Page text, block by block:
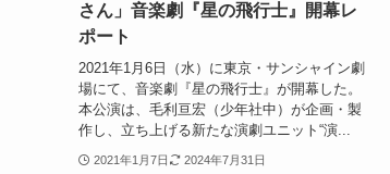
さん」音楽劇『星の飛行士』開幕レ
ポート
2021年1月6日（水）に東京・サンシャイン劇
場にて、音楽劇『星の飛行士』が開幕した。
本公演は、毛利亘宏（少年社中）が企画・製
作し、立ち上げる新たな演劇ユニット“演...
2021年1月7日 2024年7月31日